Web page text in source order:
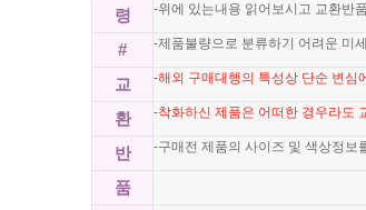
령
-위에 있는내용 읽어보시고 교환반
# -제품불량으로 분류하기 어려운 미
교 -해외 구매대행의 특성상 단순 변심
환 -착화하신 제품은 어떠한 경우라도
반 -구매전 제품의 사이즈 및 색상정보
품